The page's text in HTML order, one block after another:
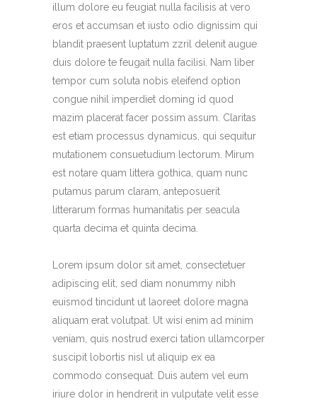
illum dolore eu feugiat nulla facilisis at vero
eros et accumsan et iusto odio dignissim qui
blandit praesent luptatum zzril delenit augue
duis dolore te feugait nulla facilisi. Nam liber
tempor cum soluta nobis eleifend option
congue nihil imperdiet doming id quod
mazim placerat facer possim assum. Claritas
est etiam processus dynamicus, qui sequitur
mutationem consuetudium lectorum. Mirum
est notare quam littera gothica, quam nunc
putamus parum claram, anteposuerit
litterarum formas humanitatis per seacula
quarta decima et quinta decima.
Lorem ipsum dolor sit amet, consectetuer
adipiscing elit, sed diam nonummy nibh
euismod tincidunt ut laoreet dolore magna
aliquam erat volutpat. Ut wisi enim ad minim
veniam, quis nostrud exerci tation ullamcorper
suscipit lobortis nisl ut aliquip ex ea
commodo consequat. Duis autem vel eum
iriure dolor in hendrerit in vulputate velit esse